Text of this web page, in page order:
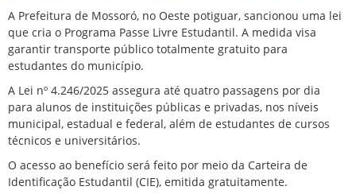
A Prefeitura de Mossoró, no Oeste potiguar, sancionou uma lei
que cria o Programa Passe Livre Estudantil. A medida visa
garantir transporte público totalmente gratuito para
estudantes do município.
A Lei nº 4.246/2025 assegura até quatro passagens por dia
para alunos de instituições públicas e privadas, nos níveis
municipal, estadual e federal, além de estudantes de cursos
técnicos e universitários.
O acesso ao benefício será feito por meio da Carteira de
Identificação Estudantil (CIE), emitida gratuitamente.